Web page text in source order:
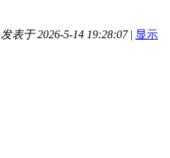
发表于 2026-5-14 19:28:07 | 显示